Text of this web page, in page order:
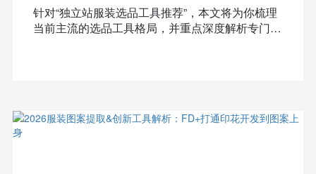
针对“独立站服装选品工具推荐”，本文将为你梳理
当前主流的选品工具格局，并重点深度解析专门针